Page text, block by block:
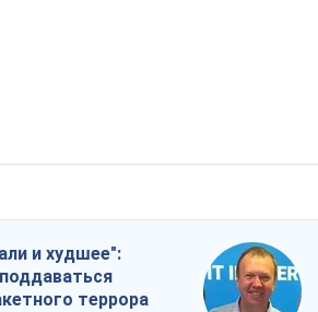
и худшее":
террора